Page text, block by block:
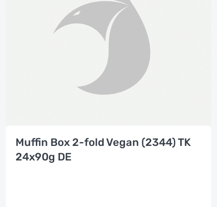
Muffin Box 2-fold Vegan (2344) TK
24x90g DE